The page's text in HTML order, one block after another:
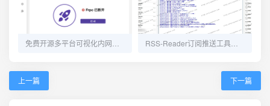
免费开源多平台可视化内网穿透工具 Frpc-Desktop RSS-Reader订阅推送工具内测开始啦
上一篇 下一篇